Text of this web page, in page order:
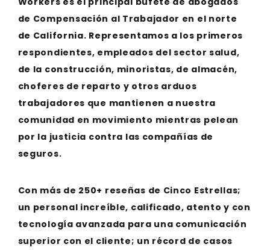
de Compensación al Trabajador en el norte
de California. Representamos a los primeros
respondientes, empleados del sector salud,
de la construcción, minoristas, de almacén,
choferes de reparto y otros arduos
trabajadores que mantienen a nuestra
comunidad en movimiento mientras pelean
por la justicia contra las compañías de
seguros.
Con más de 250+ reseñas de Cinco Estrellas;
un personal increíble, calificado, atento y con
tecnología avanzada para una comunicación
superior con el cliente; un récord de casos